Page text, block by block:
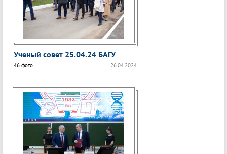
Ученый совет 25.04.24 БАГУ
26.04.2024
46 фото